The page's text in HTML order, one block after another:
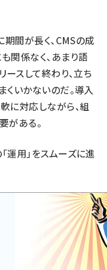
期間が長く、CMSの成
関係なく、あまり語
ースして終わり、立ち
くいかないのだ。導入
に対応しながら、組
がある。
運用」をスムーズに進
ロセス（システムで